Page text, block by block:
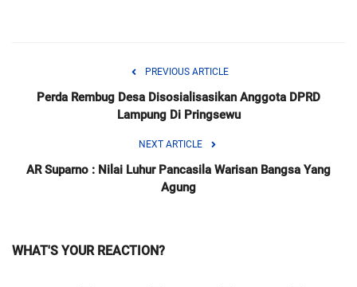
PREVIOUS ARTICLE
Perda Rembug Desa Disosialisasikan Anggota DPRD
Lampung Di Pringsewu
NEXT ARTICLE
AR Suparno : Nilai Luhur Pancasila Warisan Bangsa Yang
Agung
WHAT'S YOUR REACTION?